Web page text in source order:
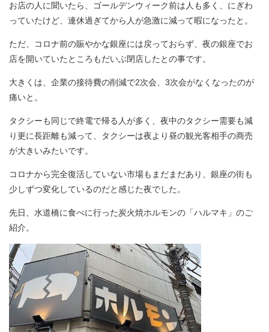
お店の人に聞いたら、ゴールデンウィーク前は人も多く、にぎわ
っていたけど、連休過ぎてから人が急激に減って暇になったと。
ただ、コロナ前の賑やかな銀座には戻っておらず、夜の銀座でお
店を開いていたところもだいぶ閉店したとの事です。
大きくは、企業の接待費の削減で2次会、3次会がなくなったのが
痛いと。
タクシーも同じで終電で帰る人が多く、夜中のタクシー需要も減
り更に長距離も減って、タクシーは夜より昼の観光客相手の商売
が大きいみたいです。
コロナから完全復活していない市場もまだまだあり、銀座の街も
少しずつ変化しているのだと感じた夜でした。
先日、水道橋に食べに行った炭火焼ホルモンの「ハルマキ」のご
紹介。